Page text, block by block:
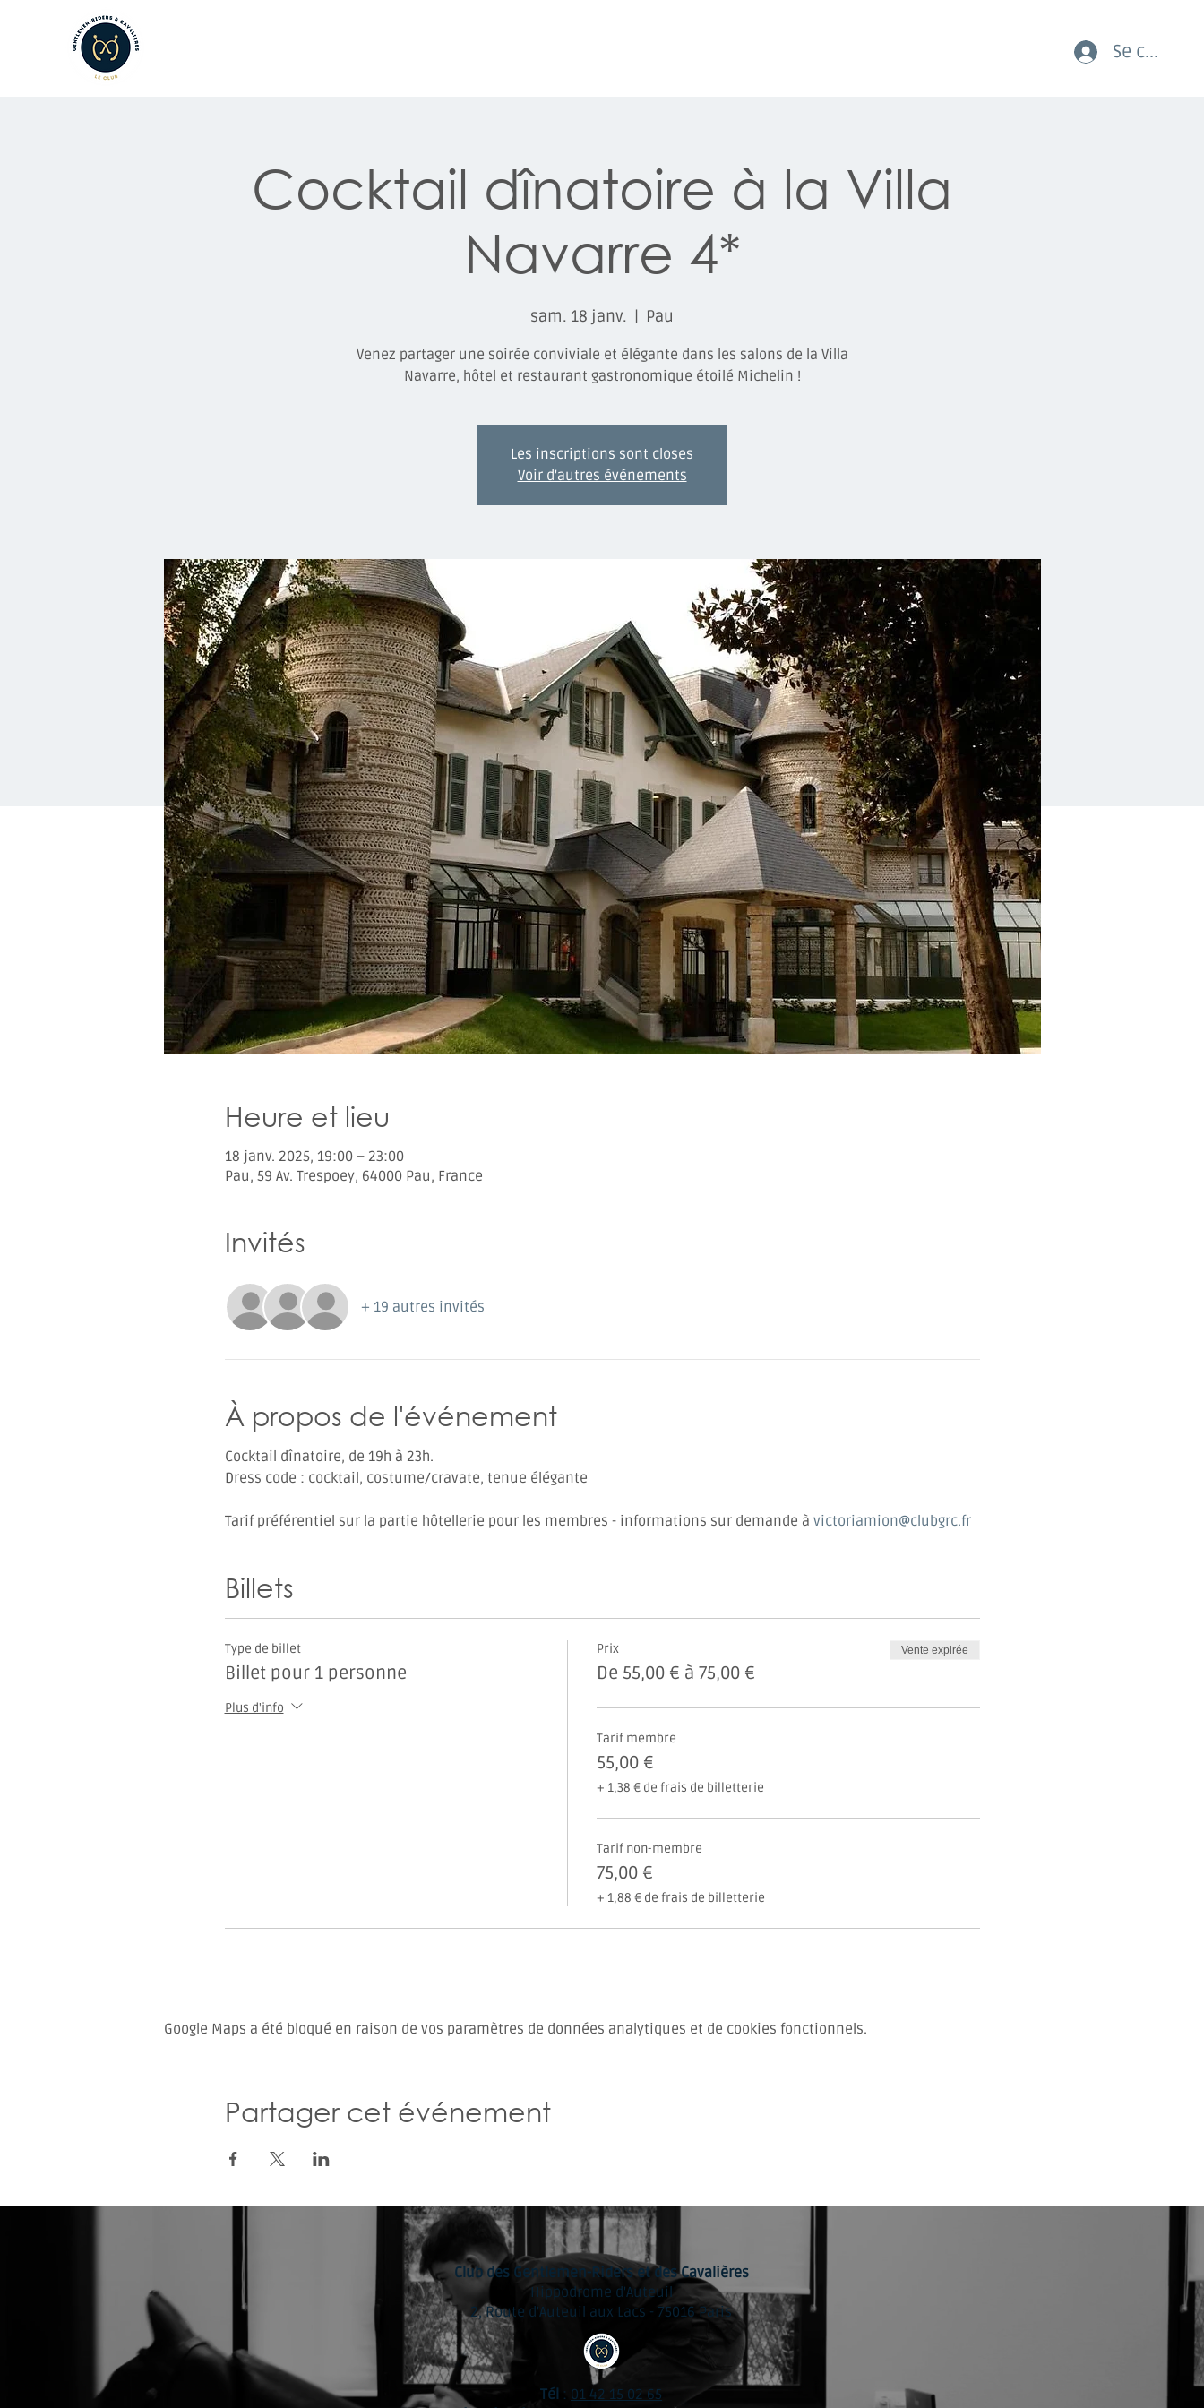
Se
Cocktail dînatoire à la Villa
Navarre 4*
sam. 18 janv.
  |
Pau
Venez partager une soirée conviviale et élégante dans les salons de la Villa
Navarre, hôtel et restaurant gastronomique étoilé Michelin !
Les inscriptions sont closes
Voir d'autres événements
Heure et lieu
18 janv. 2025, 19:00 – 23:00
Pau, 59 Av. Trespoey, 64000 Pau, France
Invités
+ 19 autres invités
À propos de l'événement
Cocktail dînatoire, de 19h à 23h.
Dress code : cocktail, costume/cravate, tenue élégante
Tarif préférentiel sur la partie hôtellerie pour les membres - informations sur demande à victoriamion@clubgrc.fr
Billets
Type de billet
Billet pour 1 personne
Plus d'info
Prix
De 55,00 € à 75,00 €
Vente expirée
Tarif membre
55,00 €
+ 1,38 € de frais de billetterie
Tarif non-membre
75,00 €
+ 1,88 € de frais de billetterie
Google Maps a été bloqué en raison de vos paramètres de données analytiques et de cookies fonctionnels.
Partager cet événement
Club des Gentlemen-Riders et des Cavalières
Hippodrome d'Auteuil
2, Route d'Auteuil aux Lacs - 75016 Paris
Tél : 01 42 15 02 65